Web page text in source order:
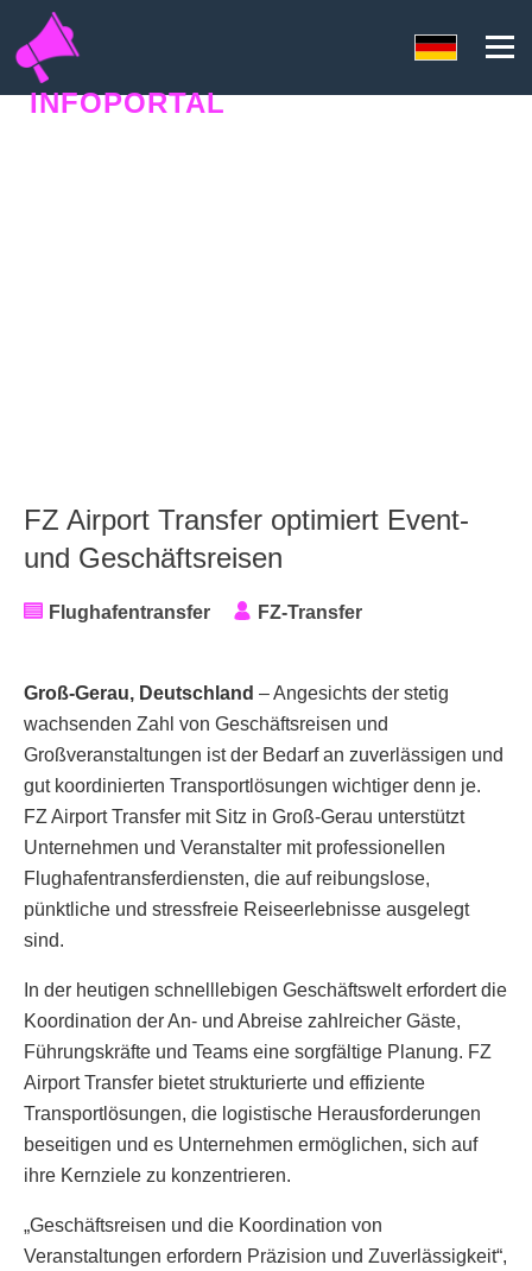
INFOPORTAL
FZ Airport Transfer optimiert Event-
und Geschäftsreisen
Flughafentransfer FZ-Transfer
Groß-Gerau, Deutschland – Angesichts der stetig
wachsenden Zahl von Geschäftsreisen und
Großveranstaltungen ist der Bedarf an zuverlässigen und
gut koordinierten Transportlösungen wichtiger denn je.
FZ Airport Transfer mit Sitz in Groß-Gerau unterstützt
Unternehmen und Veranstalter mit professionellen
Flughafentransferdiensten, die auf reibungslose,
pünktliche und stressfreie Reiseerlebnisse ausgelegt
sind.
In der heutigen schnelllebigen Geschäftswelt erfordert die
Koordination der An- und Abreise zahlreicher Gäste,
Führungskräfte und Teams eine sorgfältige Planung. FZ
Airport Transfer bietet strukturierte und effiziente
Transportlösungen, die logistische Herausforderungen
beseitigen und es Unternehmen ermöglichen, sich auf
ihre Kernziele zu konzentrieren.
„Geschäftsreisen und die Koordination von
Veranstaltungen erfordern Präzision und Zuverlässigkeit“,